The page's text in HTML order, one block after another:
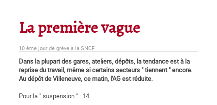
La première vague
10 ème jour de grève à la SNCF
Dans la plupart des gares, ateliers, dépôts, la tendance est à la
reprise du travail, même si certains secteurs " tiennent " encore.
Au dépôt de Villeneuve, ce matin, l'AG est réduite.
Pour la " suspension " : 14